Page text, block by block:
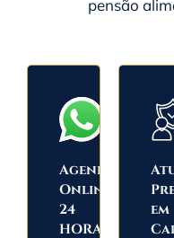
pensão
Agendamento
Online
24
HORAS
em